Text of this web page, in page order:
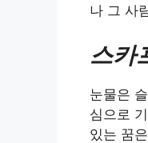
나 그 사
스카
눈물은
심으로
있는 꿈